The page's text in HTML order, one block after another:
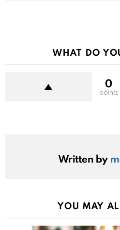
WHAT DO
0
points
Written by
YOU MAY